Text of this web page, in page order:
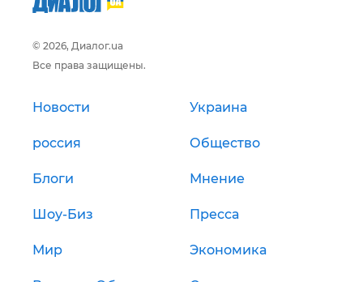
© 2026, Диалог.ua
Все права защищены.
Новости Украина
россия Общество
Блоги Мнение
Шоу-Биз Пресса
Мир Экономика